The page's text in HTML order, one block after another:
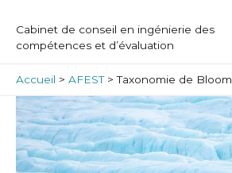
Cabinet de conseil en ingénierie des
compétences et d’évaluation
Accueil AFEST Taxonomie de Bloom
Navigation
de
l’article